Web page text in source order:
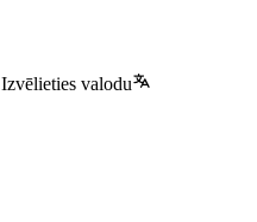
Izvēlieties valodu